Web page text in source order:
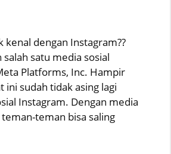
kenal dengan Instagram??
satu media sosial
Platforms, Inc. Hampir
ini sudah tidak asing lagi
Instagram. Dengan media
teman bisa saling